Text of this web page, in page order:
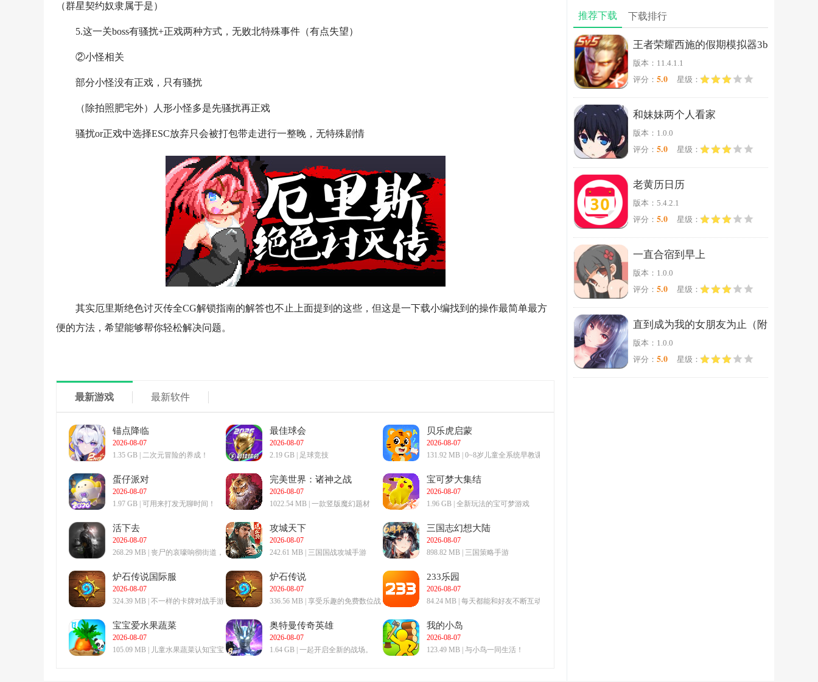
（群星契约奴隶属于是）
5.这一关boss有骚扰+正戏两种方式，无败北特殊事件（有点失望）
②小怪相关
部分小怪没有正戏，只有骚扰
（除拍照肥宅外）人形小怪多是先骚扰再正戏
骚扰or正戏中选择ESC放弃只会被打包带走进行一整晚，无特殊剧情
其实厄里斯绝色讨灭传全CG解锁指南的解答也不止上面提到的这些，但这是一下载小编找到的操作最简单最方
便的方法，希望能够帮你轻松解决问题。
最新游戏 最新软件
锚点降临
2026-08-07
1.35 GB | 二次元冒险的养成！
最佳球会
2026-08-07
2.19 GB | 足球竞技
贝乐虎启蒙
2026-08-07
131.92 MB | 0~8岁儿童全系统早教课
蛋仔派对
2026-08-07
1.97 GB | 可用来打发无聊时间！
完美世界：诸神之战
2026-08-07
1022.54 MB | 一款竖版魔幻题材
宝可梦大集结
2026-08-07
1.96 GB | 全新玩法的宝可梦游戏
活下去
2026-08-07
268.29 MB | 丧尸的哀嚎响彻街道，
攻城天下
2026-08-07
242.61 MB | 三国国战攻城手游
三国志幻想大陆
2026-08-07
898.82 MB | 三国策略手游
炉石传说国际服
2026-08-07
324.39 MB | 不一样的卡牌对战手游
炉石传说
2026-08-07
336.56 MB | 享受乐趣的免费数位战
233乐园
2026-08-07
84.24 MB | 每天都能和好友不断互动
宝宝爱水果蔬菜
2026-08-07
105.09 MB | 儿童水果蔬菜认知宝宝
奥特曼传奇英雄
2026-08-07
1.64 GB | 一起开启全新的战场。
我的小岛
2026-08-07
123.49 MB | 与小鸟一同生活！
推荐下载 下载排行
王者荣耀西施的假期模拟器3b
版本：11.4.1.1
评分： 5.0 星级：
和妹妹两个人看家
版本：1.0.0
评分： 5.0 星级：
老黄历日历
版本：5.4.2.1
评分： 5.0 星级：
一直合宿到早上
版本：1.0.0
评分： 5.0 星级：
直到成为我的女朋友为止（附
完美攻略）
版本：1.0.0
评分： 5.0 星级：